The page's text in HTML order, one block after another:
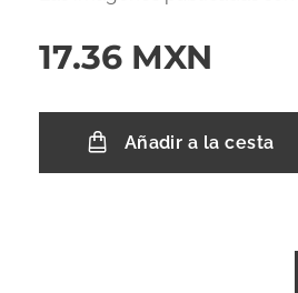
17.36 MXN
Añadir a la cesta